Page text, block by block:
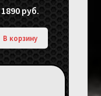
1890руб.
В корзину